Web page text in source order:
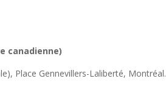
canadienne)
Place Gennevillers-Laliberté, Montréal.